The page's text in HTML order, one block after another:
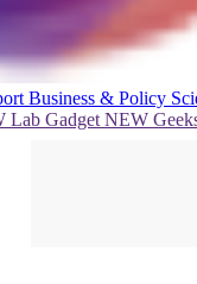
Business & Policy
Lab Gadget NEW